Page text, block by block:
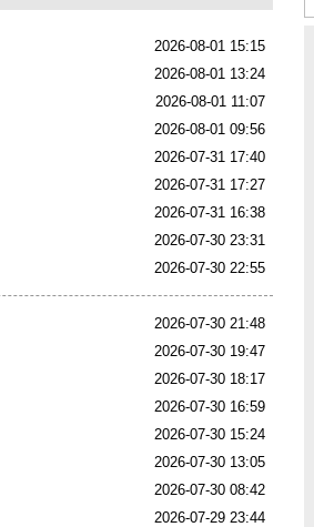
2026-08-01 15:15
2026-08-01 13:24
2026-08-01 11:07
2026-08-01 09:56
2026-07-31 17:40
2026-07-31 17:27
2026-07-31 16:38
2026-07-30 23:31
2026-07-30 22:55
2026-07-30 21:48
2026-07-30 19:47
2026-07-30 18:17
2026-07-30 16:59
2026-07-30 15:24
2026-07-30 13:05
2026-07-30 08:42
2026-07-29 23:44